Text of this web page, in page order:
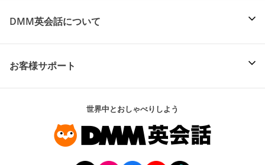
DMM英会話について
お客様サポート
世界中とおしゃべりしよう